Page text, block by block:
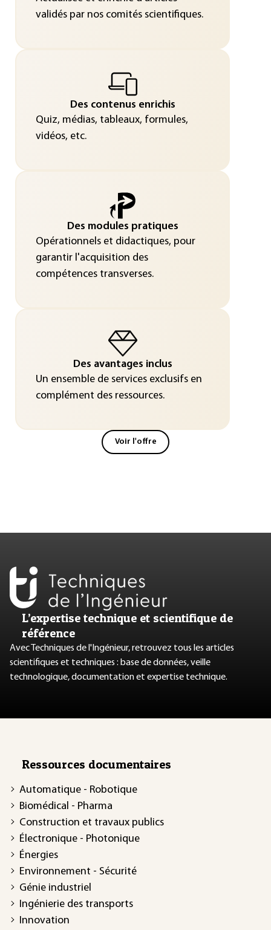
validés par nos comités scientifiques.
Des contenus enrichis
Quiz, médias, tableaux, formules,
vidéos, etc.
Des modules pratiques
Opérationnels et didactiques, pour
garantir l'acquisition des
compétences transverses.
Des avantages inclus
Un ensemble de services exclusifs en
complément des ressources.
Voir l'offre
L’expertise technique et scientifique de
référence
Avec Techniques de l'Ingénieur, retrouvez tous les articles
scientifiques et techniques : base de données, veille
technologique, documentation et expertise technique.
Ressources documentaires
Automatique - Robotique
Biomédical - Pharma
Construction et travaux publics
Électronique - Photonique
Énergies
Environnement - Sécurité
Génie industriel
Ingénierie des transports
Innovation